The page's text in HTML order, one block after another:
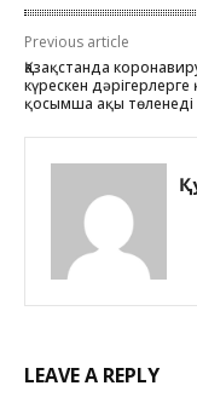
Previous article
Қазақстанда
күрескен
қосымша ақы төленеді
LEAVE A REPLY